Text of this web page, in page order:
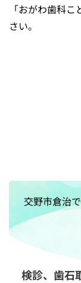
「おがわ歯科
さい。
ー
シ
ョ
ン
交野市倉治
検診、歯石